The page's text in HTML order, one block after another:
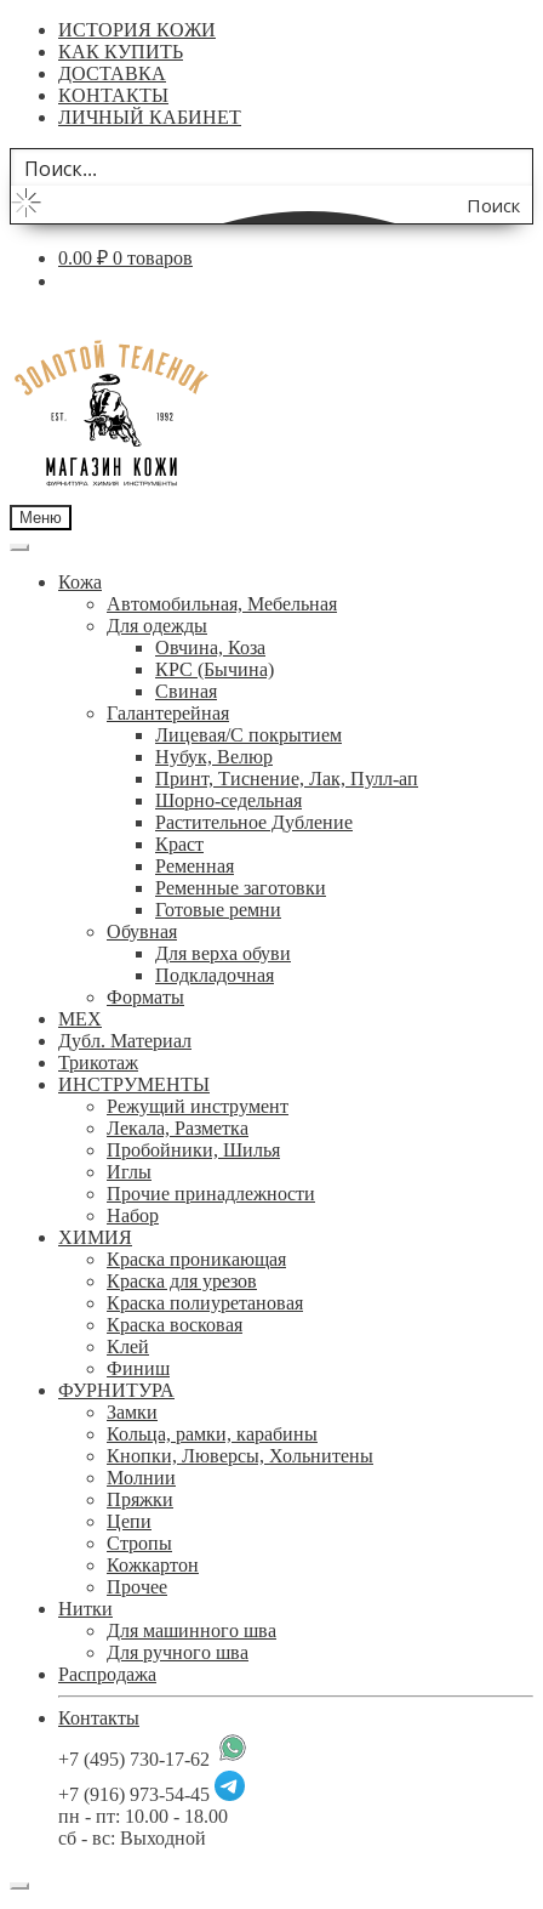
ИСТОРИЯ КОЖИ
КАК КУПИТЬ
ДОСТАВКА
КОНТАКТЫ
ЛИЧНЫЙ КАБИНЕТ
Поиск
по
0.00 ₽ 0 товаров
навигации
содержимому
Меню
Кожа
Автомобильная, Мебельная
Для одежды
Овчина, Коза
КРС (Бычина)
Свиная
Галантерейная
Лицевая/С покрытием
Нубук, Велюр
Принт, Тиснение, Лак, Пулл-ап
Шорно-седельная
Растительное Дубление
Краст
Ременная
Ременные заготовки
Готовые ремни
Обувная
Для верха обуви
Подкладочная
Форматы
МЕХ
Дубл. Материал
Трикотаж
ИНСТРУМЕНТЫ
Режущий инструмент
Лекала, Разметка
Пробойники, Шилья
Иглы
Прочие принадлежности
Набор
ХИМИЯ
Краска проникающая
Краска для урезов
Краска полиуретановая
Краска восковая
Клей
Финиш
ФУРНИТУРА
Замки
Кольца, рамки, карабины
Кнопки, Люверсы, Хольнитены
Молнии
Пряжки
Цепи
Стропы
Кожкартон
Прочее
Нитки
Для машинного шва
Для ручного шва
Распродажа
Контакты
+7 (495) 730-17-62
+7 (916) 973-54-45
пн - пт: 10.00 - 18.00
сб - вс: Выходной